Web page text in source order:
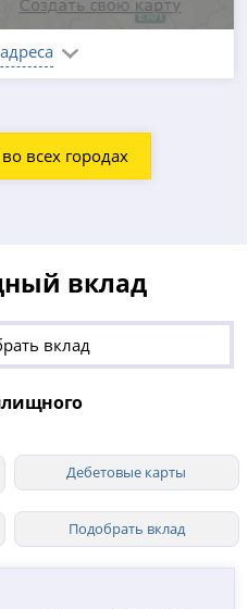
всех городах
вклад
вклад
Дебетовые карты
Подобрать вклад